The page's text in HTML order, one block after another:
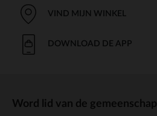
VIND MIJN WINKEL
DOWNLOAD DE APP
Word lid van de gemeenschap